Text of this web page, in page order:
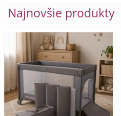
Najnovšie produkty